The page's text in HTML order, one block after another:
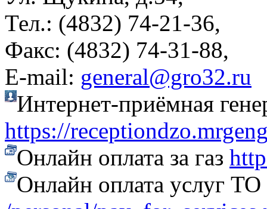
Тел.: (4832) 74-21-36,
Факс: (4832) 74-31-88,
Е-mail: general@gro32.ru
Интернет-приёмная
https://
Онлайн оплата за газ
Онлайн оплата услуг